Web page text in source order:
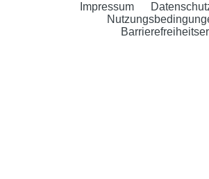
Impressum